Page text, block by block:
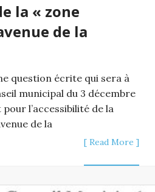
la « zone
de la
question écrite qui sera à
municipal du 3 décembre
l’accessibilité de la
de la
[ Read More ]